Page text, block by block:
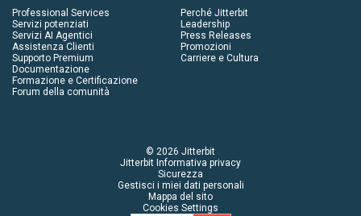
Professional Services
Servizi potenziati
Servizi AI Agentici
Assistenza Clienti
Supporto Premium
Documentazione
Formazione e Certificazione
Forum della comunità
Perché Jitterbit
Leadership
Press Releases
Promozioni
Carriere e Cultura
© 2026 Jitterbit
Jitterbit Informativa privacy
Sicurezza
Gestisci i miei dati personali
Mappa del sito
Cookies Settings